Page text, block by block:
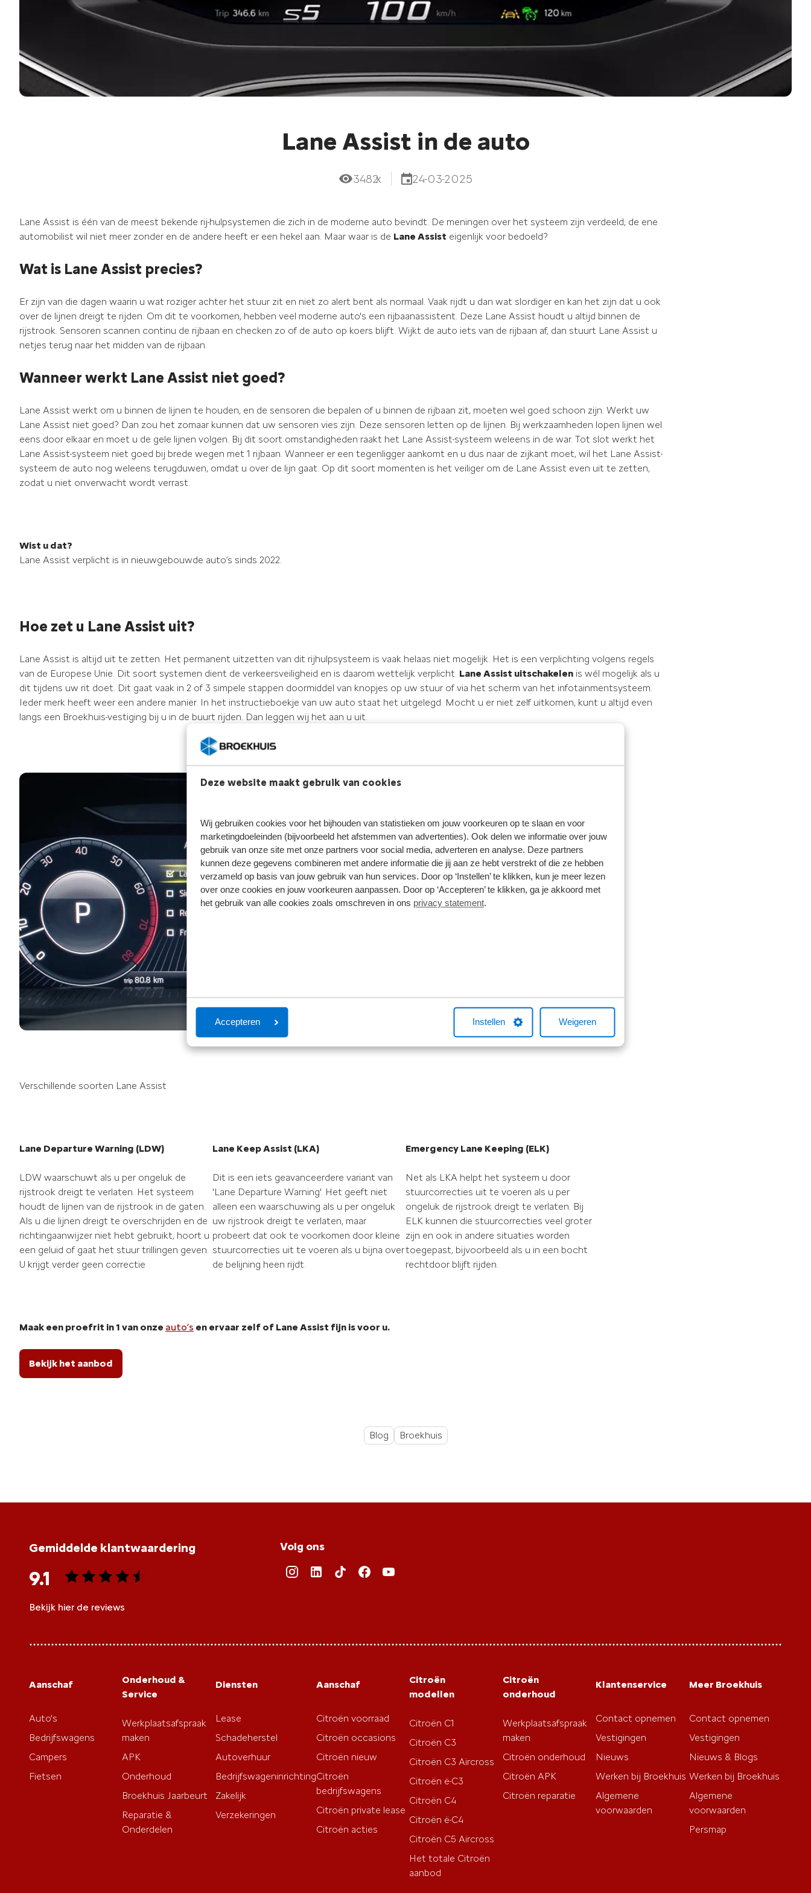
Deze website maakt gebruik van cookies
Wij gebruiken cookies voor het bijhouden van statistieken om jouw voorkeuren op te slaan en voor
marketingdoeleinden (bijvoorbeeld het afstemmen van advertenties). Ook delen we informatie over jouw
gebruik van onze site met onze partners voor social media, adverteren en analyse. Deze partners
kunnen deze gegevens combineren met andere informatie die jij aan ze hebt verstrekt of die ze hebben
verzameld op basis van jouw gebruik van hun services. Door op ‘Instellen’ te klikken, kun je meer lezen
over onze cookies en jouw voorkeuren aanpassen. Door op ‘Accepteren’ te klikken, ga je akkoord met
het gebruik van alle cookies zoals omschreven in ons privacy statement.
Accepteren Instellen Weigeren
Lane Assist in de auto
3482x 24-03-2025
Lane Assist is één van de meest bekende rij-hulpsystemen die zich in de moderne auto bevindt. De meningen over het systeem zijn verdeeld, de ene
automobilist wil niet meer zonder en de andere heeft er een hekel aan. Maar waar is de Lane Assist eigenlijk voor bedoeld?
Wat is Lane Assist precies?
Er zijn van die dagen waarin u wat roziger achter het stuur zit en niet zo alert bent als normaal. Vaak rijdt u dan wat slordiger en kan het zijn dat u ook
over de lijnen dreigt te rijden. Om dit te voorkomen, hebben veel moderne auto's een rijbaanassistent. Deze Lane Assist houdt u altijd binnen de
rijstrook. Sensoren scannen continu de rijbaan en checken zo of de auto op koers blijft. Wijkt de auto iets van de rijbaan af, dan stuurt Lane Assist u
netjes terug naar het midden van de rijbaan.
Wanneer werkt Lane Assist niet goed?
Lane Assist werkt om u binnen de lijnen te houden, en de sensoren die bepalen of u binnen de rijbaan zit, moeten wel goed schoon zijn. Werkt uw
Lane Assist niet goed? Dan zou het zomaar kunnen dat uw sensoren vies zijn. Deze sensoren letten op de lijnen. Bij werkzaamheden lopen lijnen wel
eens door elkaar en moet u de gele lijnen volgen. Bij dit soort omstandigheden raakt het Lane Assist-systeem weleens in de war. Tot slot werkt het
Lane Assist-systeem niet goed bij brede wegen met 1 rijbaan. Wanneer er een tegenligger aankomt en u dus naar de zijkant moet, wil het Lane Assist-
systeem de auto nog weleens terugduwen, omdat u over de lijn gaat. Op dit soort momenten is het veiliger om de Lane Assist even uit te zetten,
zodat u niet onverwacht wordt verrast.
Wist u dat?
Lane Assist verplicht is in nieuwgebouwde auto’s sinds 2022.
Hoe zet u Lane Assist uit?
Lane Assist is altijd uit te zetten. Het permanent uitzetten van dit rijhulpsysteem is vaak helaas niet mogelijk. Het is een verplichting volgens regels
van de Europese Unie. Dit soort systemen dient de verkeersveiligheid en is daarom wettelijk verplicht. Lane Assist uitschakelen is wél mogelijk als u
dit tijdens uw rit doet. Dit gaat vaak in 2 of 3 simpele stappen doormiddel van knopjes op uw stuur of via het scherm van het infotainmentsysteem.
Ieder merk heeft weer een andere manier. In het instructieboekje van uw auto staat het uitgelegd. Mocht u er niet zelf uitkomen, kunt u altijd even
langs een Broekhuis-vestiging bij u in de buurt rijden. Dan leggen wij het aan u uit.
Verschillende soorten Lane Assist
Lane Departure Warning (LDW)
LDW waarschuwt als u per ongeluk de
rijstrook dreigt te verlaten. Het systeem
houdt de lijnen van de rijstrook in de gaten.
Als u die lijnen dreigt te overschrijden en de
richtingaanwijzer niet hebt gebruikt, hoort u
een geluid of gaat het stuur trillingen geven.
U krijgt verder geen correctie
Lane Keep Assist (LKA)
Dit is een iets geavanceerdere variant van
'Lane Departure Warning'. Het geeft niet
alleen een waarschuwing als u per ongeluk
uw rijstrook dreigt te verlaten, maar
probeert dat ook te voorkomen door kleine
stuurcorrecties uit te voeren als u bijna over
de belijning heen rijdt.
Emergency Lane Keeping (ELK)
Net als LKA helpt het systeem u door
stuurcorrecties uit te voeren als u per
ongeluk de rijstrook dreigt te verlaten. Bij
ELK kunnen die stuurcorrecties veel groter
zijn en ook in andere situaties worden
toegepast, bijvoorbeeld als u in een bocht
rechtdoor blijft rijden.
Maak een proefrit in 1 van onze auto’s en ervaar zelf of Lane Assist fijn is voor u.
Bekijk het aanbod
Blog Broekhuis
Gemiddelde klantwaardering
9.1
Bekijk hier de reviews
Volg ons
Aanschaf
Auto's
Bedrijfswagens
Campers
Fietsen
Onderhoud &
Service
Werkplaatsafspraak
maken
APK
Onderhoud
Broekhuis Jaarbeurt
Reparatie &
Onderdelen
Diensten
Lease
Schadeherstel
Autoverhuur
Bedrijfswageninrichting
Zakelijk
Verzekeringen
Aanschaf
Citroën voorraad
Citroën occasions
Citroën nieuw
Citroën
bedrijfswagens
Citroën private lease
Citroën acties
Citroën
modellen
Citroën C1
Citroën C3
Citroën C3 Aircross
Citroën ë-C3
Citroën C4
Citroën ë-C4
Citroën C5 Aircross
Het totale Citroën
aanbod
Citroën
onderhoud
Werkplaatsafspraak
maken
Citroën onderhoud
Citroën APK
Citroën reparatie
Klantenservice
Contact opnemen
Vestigingen
Nieuws
Werken bij Broekhuis
Algemene
voorwaarden
Meer Broekhuis
Contact opnemen
Vestigingen
Nieuws & Blogs
Werken bij Broekhuis
Algemene
voorwaarden
Persmap